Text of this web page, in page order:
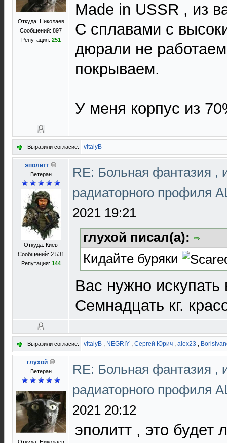
Откуда: Николаев
Сообщений: 897
Репутация: 251
Made in USSR , из
С сплавами с
дюрали не
покрываем.
У меня корпус из
Выразили согласие: vitalyB
эполитт
Ветеран
Откуда: Киев
Сообщений: 2 531
Репутация: 144
RE: Больная фантазия ,
радиаторного профиля
2021 19:21
глухой писал(а):
Кидайте буряки
Вас нужно искупать
Семнадцать кг.
Выразили согласие: vitalyB , NEGRIY , Сергей Юрич , alex23 ,
глухой
Ветеран
RE: Больная фантазия ,
радиаторного профиля
2021 20:12
эполитт , это